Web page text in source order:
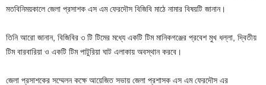
মতবিনিময়কালে জেলা প্রসাশক এস এম ফেরদৌস বিজিবি মাঠে নামার বিষয়টি জানান।
তিনি আরো জানান, বিজিবির ৩ টি টিমের মধ্যে একটি টিম মানিকগঞ্জের প্রবেশ মুখ ধল্লা, দ্বিতীয়
টিম বারবারিয়া ও একটি টিম পাটুরিয়া ঘাট এলাকায় অবস্থান করবে।
জেলা প্রসাশকের সম্মেলন কক্ষে আয়েজিত সভায় জেলা প্রশাসক এস এম ফেরদৌস এর